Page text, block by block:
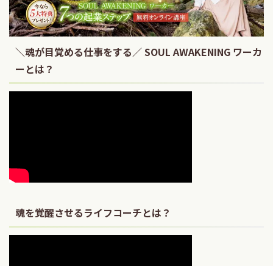
＼魂が目覚める仕事をする／ SOUL AWAKENING ワーカ
ーとは？
魂を覚醒させるライフコーチとは？